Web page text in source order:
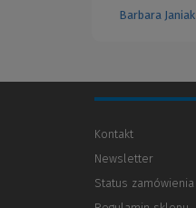
Barbara Janiak
Kontakt
Newsletter
Status zamówienia